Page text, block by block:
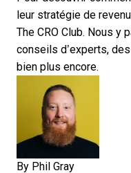
leur stratégie de
The CRO Club. Nous y
conseils d’experts,
bien plus encore.
By Phil Gray